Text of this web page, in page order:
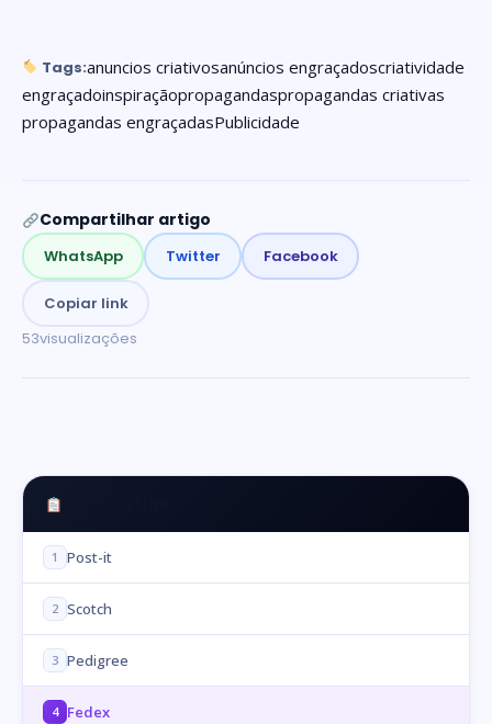
Tags:anuncios criativosanúncios engraçadoscriatividade
engraçadoinspiraçãopropagandaspropagandas criativas
propagandas engraçadasPublicidade
Compartilhar artigo
WhatsApp Twitter Facebook
Copiar link
53visualizações
1 Post-it
2 Scotch
3 Pedigree
4 Fedex